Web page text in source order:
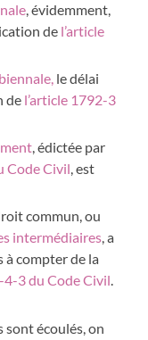
, évidemment,
de l’article
le délai
de l’article 1792-3
, édictée par
Code Civil, est
commun, ou
intermédiaires, a
à compter de la
4-3 du Code Civil.
sont écoulés, on